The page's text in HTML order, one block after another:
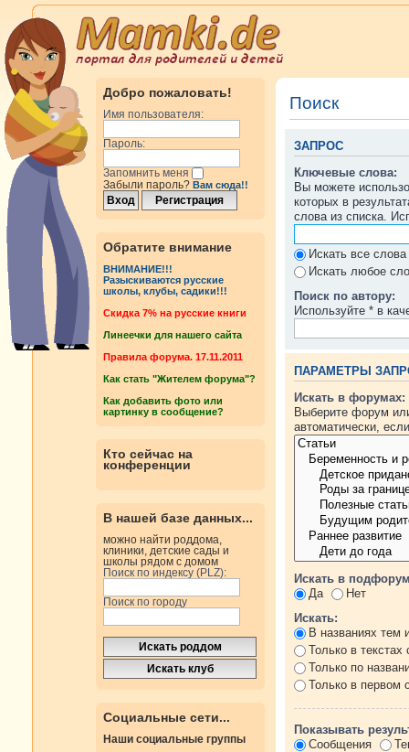
Добро пожаловать!
Имя пользователя:
Пароль:
Запомнить меня
Забыли пароль? Вам сюда!!
Обратите внимание
ВНИМАНИЕ!!!
Разыскиваются русские
школы, клубы, садики!!!
Cкидка 7% на русские книги
Линеечки для нашего сайта
Правила форума. 17.11.2011
Как стать "Жителем форума"?
Как добавить фото или
картинку в сообщение?
Кто сейчас на
конференции
В нашей базе данных...
можно найти роддома,
клиники, детские сады и
школы рядом с домом
Поиск по индексу (PLZ):
Поиск по городу
Социальные сети...
Наши социальные группы
Поиск
ЗАПРОС
Ключевые слова:
Вы можете
которых в
слова из списка.
Искать все слова
Искать любое
Поиск по автору:
Используйте * в
ПАРАМЕТРЫ
Искать в форумах:
Выберите форум
автоматически,
Искать в
Да
Нет
Искать:
В названиях тем
Только в
Только по
Только в первом
Показывать
Сообщения